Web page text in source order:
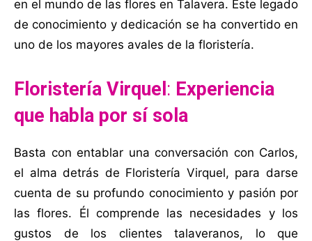
en el mundo de las flores en Talavera. Este legado
de conocimiento y dedicación se ha convertido en
uno de los mayores avales de la floristería.
Floristería Virquel : Experiencia
que habla por sí sola
Basta con entablar una conversación con Carlos,
el alma detrás de Floristería Virquel, para darse
cuenta de su profundo conocimiento y pasión por
las flores. Él comprende las necesidades y los
gustos de los clientes talaveranos, lo que